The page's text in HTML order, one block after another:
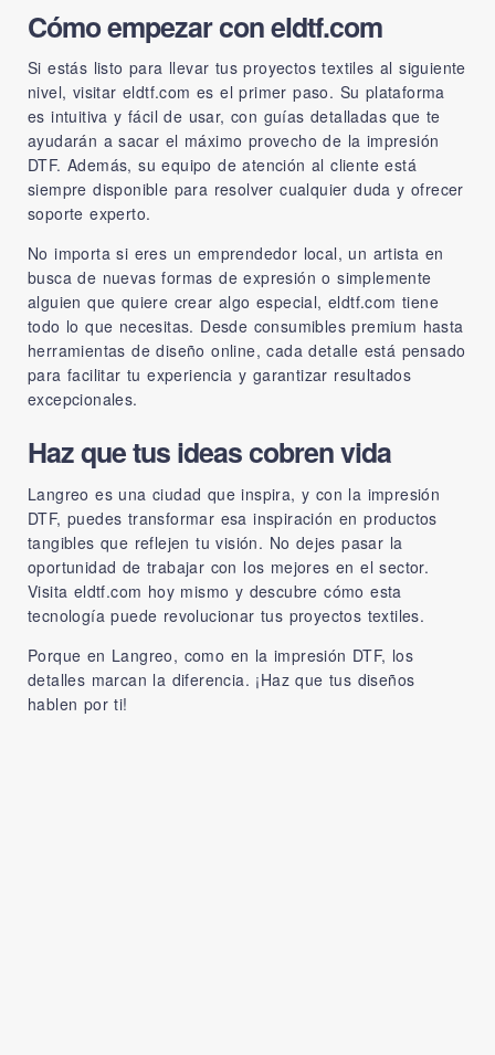
Cómo empezar con eldtf.com
Si estás listo para llevar tus proyectos textiles al siguiente
nivel, visitareldtf.com es el primer paso. Su plataforma
es intuitiva y fácil de usar, con guías detalladas que te
ayudarán a sacar el máximo provecho de la impresión
DTF. Además, su equipo de atención al cliente está
siempre disponible para resolver cualquier duda y ofrecer
soporte experto.
No importa si eres un emprendedor local, un artista en
busca de nuevas formas de expresión o simplemente
alguien que quiere crear algo especial, eldtf.com tiene
todo lo que necesitas. Desde consumibles premium hasta
herramientas de diseño online, cada detalle está pensado
para facilitar tu experiencia y garantizar resultados
excepcionales.
Haz que tus ideas cobren vida
Langreo es una ciudad que inspira, y con la impresión
DTF, puedes transformar esa inspiración en productos
tangibles que reflejen tu visión. No dejes pasar la
oportunidad de trabajar con los mejores en el sector.
Visita eldtf.com hoy mismo y descubre cómo esta
tecnología puede revolucionar tus proyectos textiles.
Porque en Langreo, como en la impresión DTF, los
detalles marcan la diferencia. ¡Haz que tus diseños
hablen por ti!